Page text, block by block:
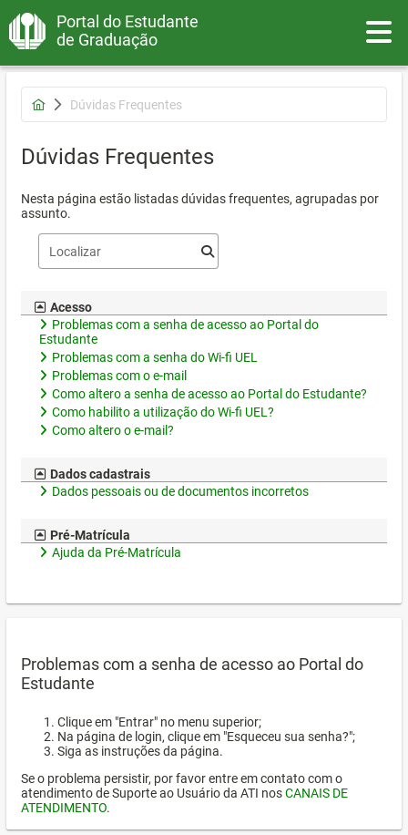
Portal do Estudante
de Graduação
Dúvidas Frequentes
Dúvidas Frequentes
Nesta página estão listadas dúvidas frequentes, agrupadas por
assunto.
Acesso
Problemas com a senha de acesso ao Portal do
Estudante
Problemas com a senha do Wi-fi UEL
Problemas com o e-mail
Como altero a senha de acesso ao Portal do Estudante?
Como habilito a utilização do Wi-fi UEL?
Como altero o e-mail?
Dados cadastrais
Dados pessoais ou de documentos incorretos
Pré-Matrícula
Ajuda da Pré-Matrícula
Problemas com a senha de acesso ao Portal do
Estudante
Clique em "Entrar" no menu superior;
Na página de login, clique em "Esqueceu sua senha?";
Siga as instruções da página.
Se o problema persistir, por favor entre em contato com o
atendimento de Suporte ao Usuário da ATI nosCANAIS DE
ATENDIMENTO.